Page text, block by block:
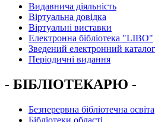
Видавнича діяльність
Віртуальна довідка
Віртуальні виставки
Електронна бібліотека "LIBO"
Зведений електронний каталог
Періодичні видання
- БІБЛІОТЕКАРЮ -
Безперервна бібліотечна освіта
Бібліотеки області